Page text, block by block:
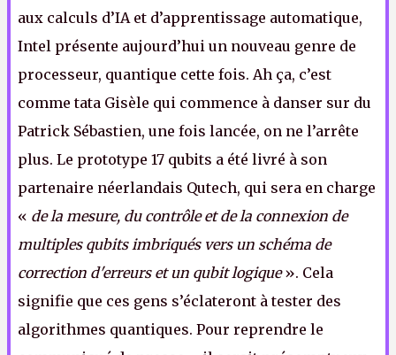
aux calculs d’IA et d’apprentissage automatique,
Intel présente aujourd’hui un nouveau genre de
processeur, quantique cette fois. Ah ça, c’est
comme tata Gisèle qui commence à danser sur du
Patrick Sébastien, une fois lancée, on ne l’arrête
plus. Le prototype 17 qubits a été livré à son
partenaire néerlandais Qutech, qui sera en charge
« de la mesure, du contrôle et de la connexion de
multiples qubits imbriqués vers un schéma de
correction d'erreurs et un qubit logique». Cela
signifie que ces gens s’éclateront à tester des
algorithmes quantiques. Pour reprendre le